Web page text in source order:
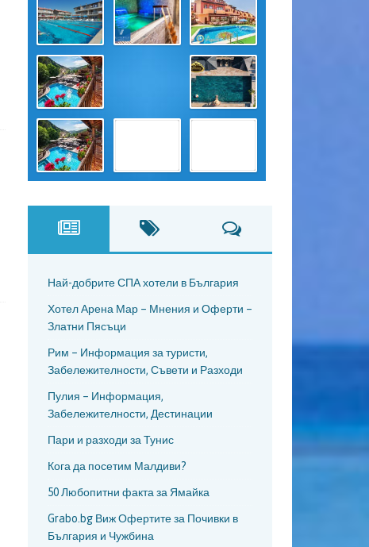
Най-добрите СПА хотели в България
Хотел Арена Мар – Мнения и Оферти –
Златни Пясъци
Рим – Информация за туристи,
Забележителности, Съвети и Разходи
Пулия – Информация,
Забележителности, Дестинации
Пари и разходи за Тунис
Кога да посетим Малдиви?
50 Любопитни факта за Ямайка
Grabo.bg Виж Офертите за Почивки в
България и Чужбина